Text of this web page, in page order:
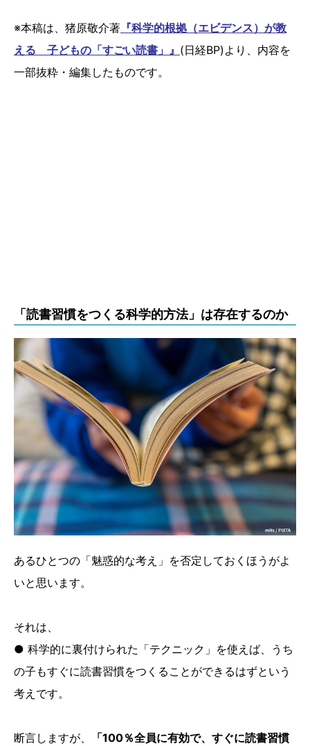
※本稿は、猪原敬介著 『科学的根拠（エビデンス）が教
える 子どもの「すごい読書」』 (日経BP)より、内容を
一部抜粋・編集したものです。
「読書習慣をつくる科学的方法」は存在するのか
あるひとつの「魅惑的な考え」を否定しておくほうがよ
いと思います。
それは、
● 科学的に裏付けられた「テクニック」を使えば、うち
の子もすぐに読書習慣をつくることができるはずという
考えです。
断言しますが、
「100％全員に有効で、すぐに読書習慣